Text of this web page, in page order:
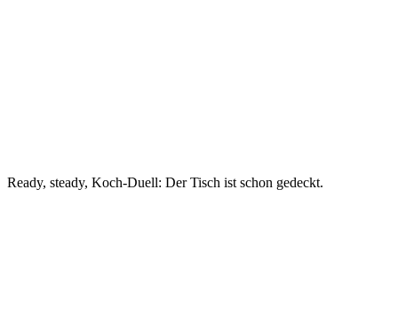
Ready, steady, Koch-Duell: Der Tisch ist schon gedeckt.